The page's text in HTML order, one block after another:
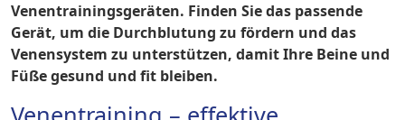
Venentrainingsgeräten. Finden Sie das passende
Gerät, um die Durchblutung zu fördern und das
Venensystem zu unterstützen, damit Ihre Beine und
Füße gesund und fit bleiben.